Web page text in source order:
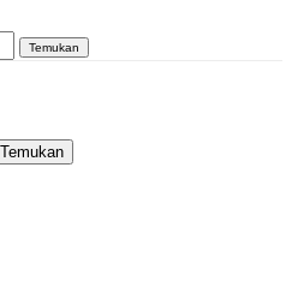
Temukan
Temukan